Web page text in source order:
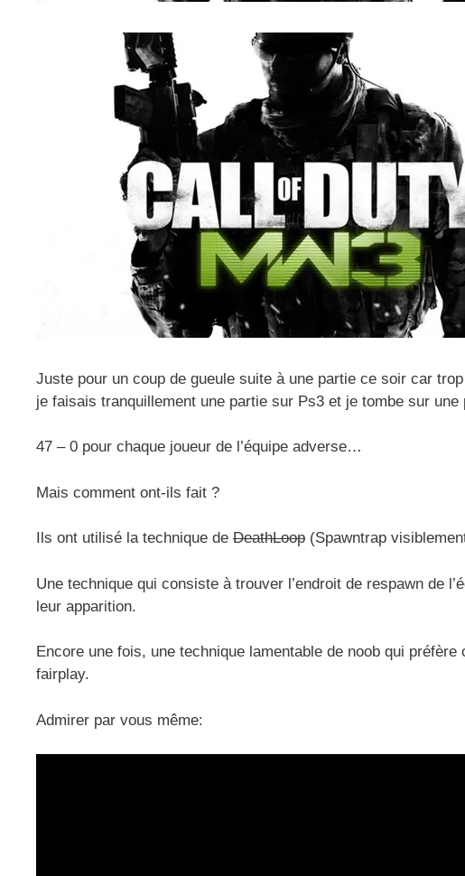
Juste pour un coup de gueule suite à une partie ce soir car trop
je faisais tranquillement une partie sur Ps3 et je tombe sur
47 – 0 pour chaque joueur de l’équipe adverse…
Mais comment ont-ils fait ?
Ils ont utilisé la technique de DeathLoop (Spawntrap
Une technique qui consiste à trouver l’endroit de respawn de
leur apparition.
Encore une fois, une technique lamentable de noob qui
fairplay.
Admirer par vous même: